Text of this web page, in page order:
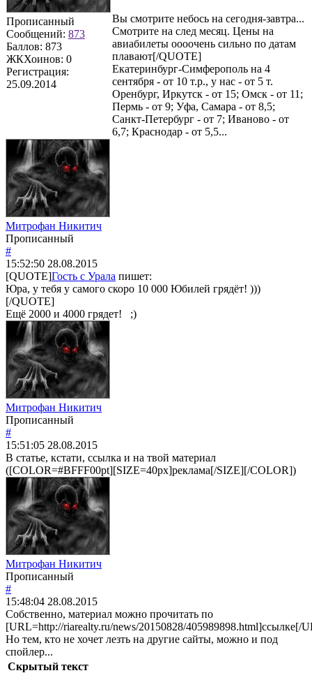
Прописанный
Сообщений: 873
Баллов: 873
ЖКХоинов: 0
Регистрация:
25.09.2014
Вы смотрите небось на сегодня-завтра...
Смотрите на след месяц. Цены на
авиабилеты оооочень сильно по датам
плавают[/QUOTE]
Екатеринбург-Симферополь на 4
сентября - от 10 т.р., у нас - от 5 т.
Оренбург, Иркутск - от 15; Омск - от 11;
Пермь - от 9; Уфа, Самара - от 8,5;
Санкт-Петербург - от 7; Иваново - от
6,7; Краснодар - от 5,5...
Митрофан Никитич
Прописанный
#
15:52:50 28.08.2015
[QUOTE]Гость с Урала пишет:
Юра, у тебя у самого скоро 10 000 Юбилей грядёт! )))
[/QUOTE]
Ещё 2000 и 4000 грядет! ;)
Митрофан Никитич
Прописанный
#
15:51:05 28.08.2015
В статье, кстати, ссылка и на твой материал
([COLOR=#BFFF00pt][SIZE=40px]реклама[/SIZE][/COLOR])
Митрофан Никитич
Прописанный
#
15:48:04 28.08.2015
Собственно, материал можно прочитать по
[URL=http://riarealty.ru/news/20150828/405989898.html]ссылке[/
Но тем, кто не хочет лезть на другие сайты, можно и под
спойлер...
Скрытый текст